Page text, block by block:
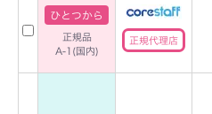
ひとつから
正規品
A-1(国内)
正規代理店